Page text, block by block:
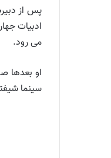
پس از
ادبیات
می رود.
او بعدها
سینما